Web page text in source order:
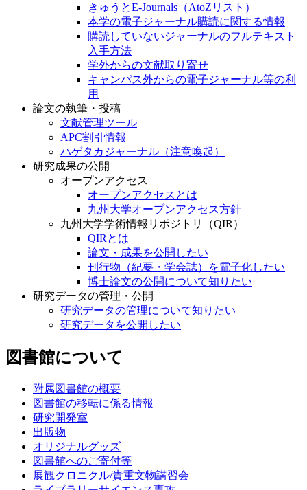
きゅうとE-Journals（AtoZリスト）
本学の電子ジャーナル購読に関する情報
購読していないジャーナルのフルテキスト
入手方法
学外からの文献取り寄せ
キャンパス外からの電子ジャーナル等の利
用
論文の執筆・投稿
文献管理ツール
APC割引情報
ハゲタカジャーナル（注意喚起）
研究成果の公開
オープンアクセス
オープンアクセスとは
九州大学オープンアクセス方針
九州大学学術情報リポジトリ（QIR）
QIRとは
論文・成果を公開したい
刊行物（紀要・学会誌）を電子化したい
博士論文の公開について知りたい
研究データの管理・公開
研究データの管理について知りたい
研究データを公開したい
図書館について
附属図書館の概要
図書館の移転に係る情報
研究開発室
出版物
オリジナルグッズ
図書館へのご寄付等
展観クロニクル/貴重文物講習会